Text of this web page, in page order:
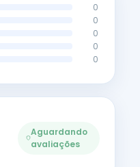
0
0
0
0
0
Aguardando
avaliações